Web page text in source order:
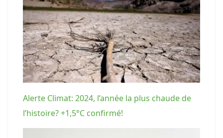
Alerte Climat: 2024, l’année la plus chaude de
l’histoire? +1,5°C confirmé!